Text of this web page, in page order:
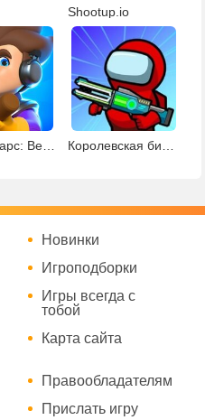
Shootup.io
Браво Старс: Betrayal.io Королевская битва Амонг Ас
Новинки
Игроподборки
Игры всегда с
тобой
Карта сайта
Правообладателям
Прислать игру